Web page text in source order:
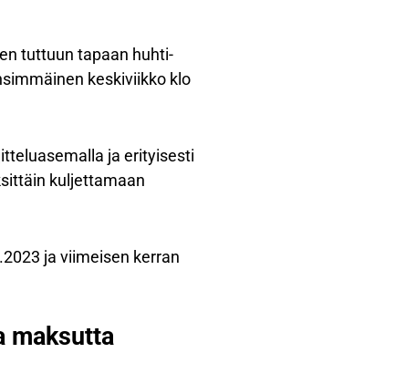
tuttuun tapaan huhti-
keskiviikko klo
ja erityisesti
kuljettamaan
ja viimeisen kerran
maksutta